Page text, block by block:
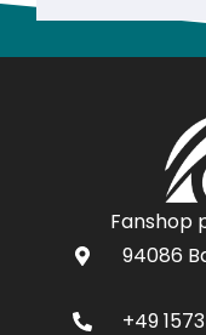
Fanshop
94086
+49